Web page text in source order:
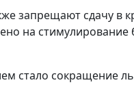
запрещают сдачу
на
стало сокращение